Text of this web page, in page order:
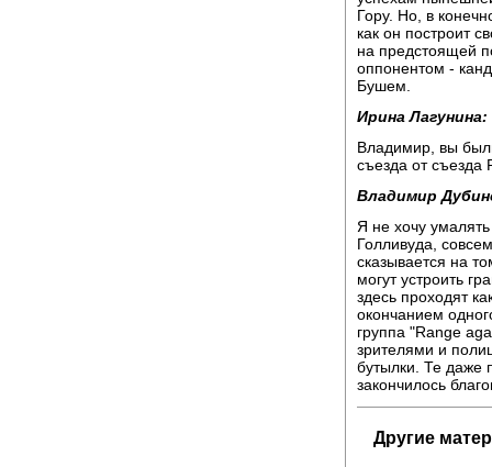
Гору. Но, в
как он построит
на предстоящей
оппонентом -
Бушем.
Ирина Лагунина:
Владимир, вы
съезда от съезда
Владимир
Я не хочу
Голливуда,
сказывается на
могут устроить
здесь проходят
окончанием
группа "Range
зрителями и
бутылки. Те даже
закончилось
Другие